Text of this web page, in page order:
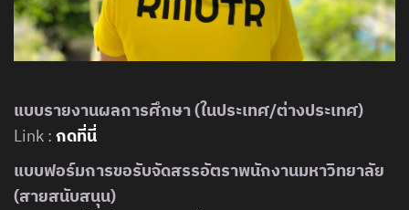
แบบรายงานผลการศึกษา (ในประเทศ/ต่างประเทศ)
Link : กดที่นี่
แบบฟอร์มการขอรับจัดสรรอัตราพนักงานมหาวิทยาลัย
(สายสนับสนุน)